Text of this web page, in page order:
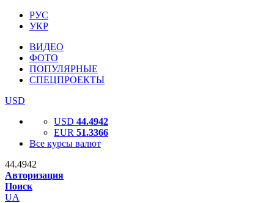
РУС
УКР
ВИДЕО
ФОТО
ПОПУЛЯРНЫЕ
СПЕЦПРОЕКТЫ
USD
USD 44.4942
EUR 51.3366
Все курсы валют
44.4942
Авторизация
Поиск
UA